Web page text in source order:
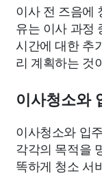
이사 전 즈음에
유는 이사 과정
시간에 대한 추
리 계획하는 것
이사청소와
이사청소와 입
각각의 목적을
똑하게 청소 서